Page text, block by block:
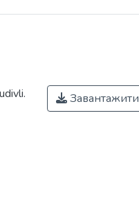
Завантажити